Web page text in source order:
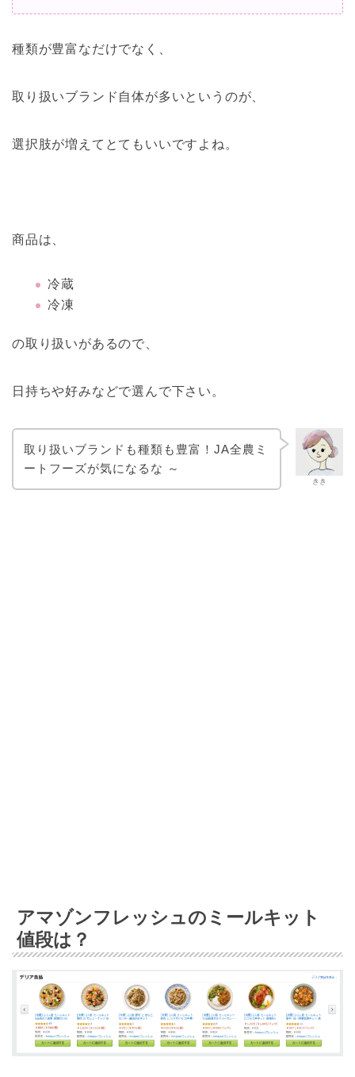
種類が豊富なだけでなく、
取り扱いブランド自体が多いというのが、
選択肢が増えてとてもいいですよね。
商品は、
冷蔵
冷凍
の取り扱いがあるので、
日持ちや好みなどで選んで下さい。
きき
取り扱いブランドも種類も豊富！JA全農ミ
ートフーズが気になるな ～
アマゾンフレッシュのミールキット
値段は？